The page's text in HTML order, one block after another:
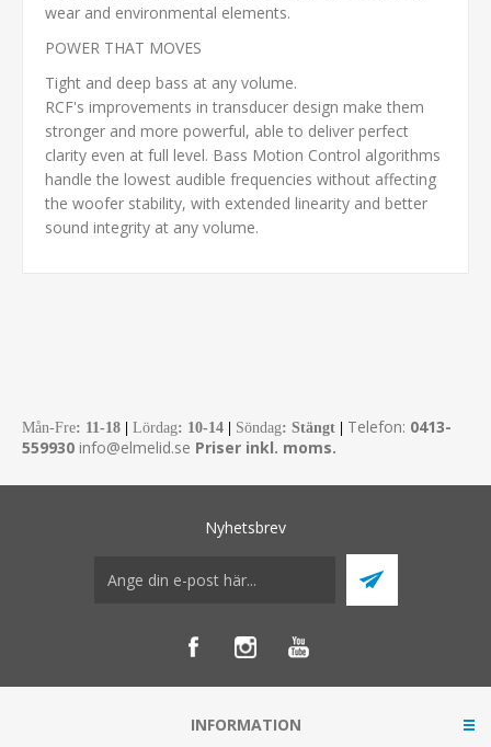
wear and environmental elements.
POWER THAT MOVES
Tight and deep bass at any volume.
RCF's improvements in transducer design make them
stronger and more powerful, able to deliver perfect
clarity even at full level. Bass Motion Control algorithms
handle the lowest audible frequencies without affecting
the woofer stability, with extended linearity and better
sound integrity at any volume.
Mån-Fre: 11-18 | Lördag: 10-14 | Söndag: Stängt | Telefon: 0413-
559930 info@elmelid.se Priser inkl. moms.
Nyhetsbrev
INFORMATION